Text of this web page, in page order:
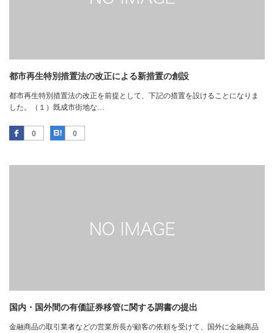
都市再生特別措置法の改正による新措置の創設
都市再生特別措置法の改正を前提として、下記の措置を設けることになりま
した。（１）既成市街地な…
0
Facebook 0
はてなブックマーク
国内・国外間の有価証券移管に関する調書の提出
金融商品の取引業者などの営業所長が顧客の依頼を受けて、国外に金融商品